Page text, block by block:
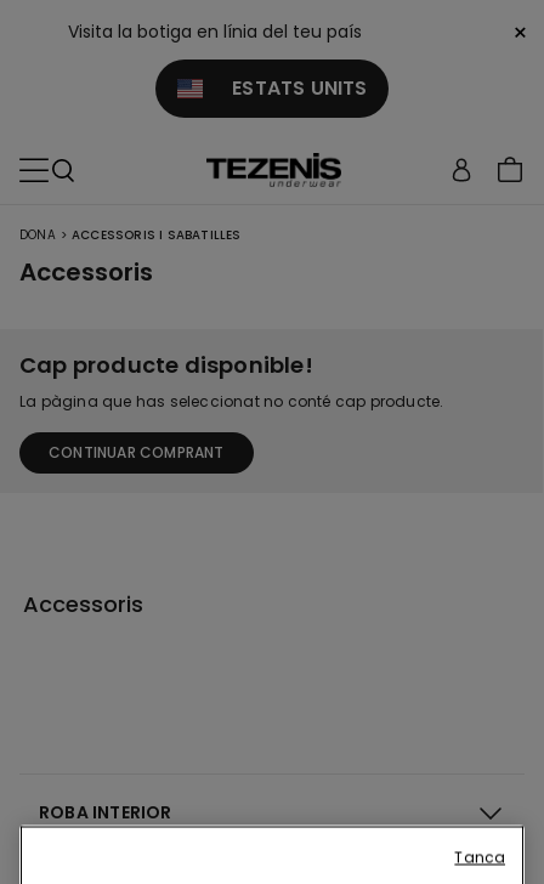
Visita la botiga en línia del teu país
ESTATS UNITS
×
DONA > ACCESSORIS I SABATILLES
Accessoris
Cap producte disponible!
La pàgina que has seleccionat no conté cap producte.
CONTINUAR COMPRANT
Accessoris
ROBA INTERIOR
Tanca